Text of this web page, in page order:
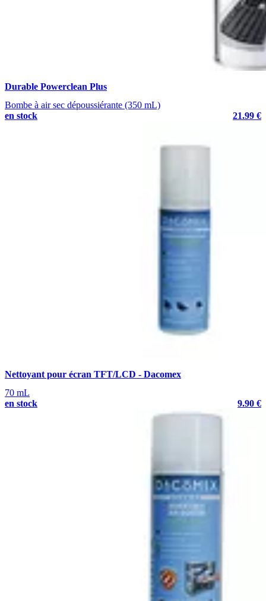
Durable Powerclean Plus
Bombe à air sec dépoussiérante (350 mL)
en stock
21.99 €
Nettoyant pour écran TFT/LCD - Dacomex
70 mL
en stock
9.90 €